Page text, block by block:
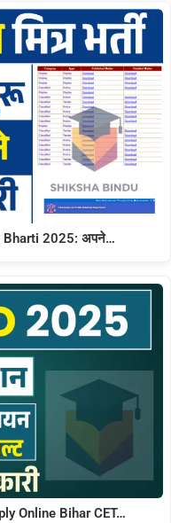
Bharti 2025: अपने…
Online Bihar CET…